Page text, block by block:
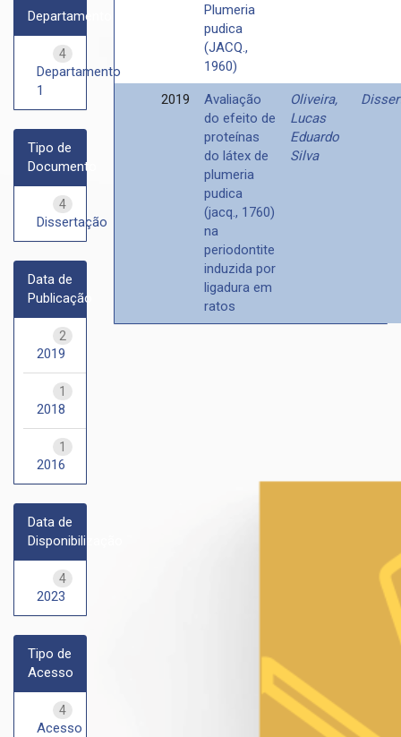
Plumeria
pudica
(JACQ.,
1960)
2019
Avaliação
do efeito de
proteínas
do látex de
plumeria
pudica
(jacq., 1760)
na
periodontite
induzida por
ligadura em
ratos
Oliveira,
Lucas
Eduardo
Silva
Departamento
4
Departamento
1
Tipo de
Documento
4
Dissertação
Data de
Publicação
2
2019
1
2018
1
2016
Data de
Disponibilização
4
2023
Tipo de
Acesso
4
Acesso